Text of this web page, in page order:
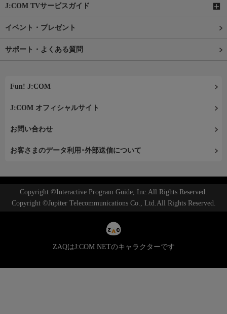
J:COM TVサービスガイド
イベント・プレゼント
サポート・よくある質問
Fun! J:COM
J:COM オフィシャルサイト
お問い合わせ
お客さまのデータ利用･外部送信について
Copyright ©Interactive Program Guide, Inc.All Rights Reserved.
Copyright ©Jupiter Telecommunications Co., Ltd.All Rights Reserved.
ZAQはJ:COM NETのキャラクターです